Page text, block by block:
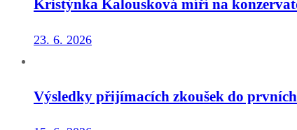
Kristýnka Kalousková míří na
23. 6. 2026
Výsledky přijímacích zkoušek do